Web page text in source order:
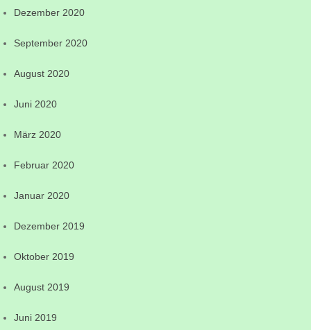
Dezember 2020
September 2020
August 2020
Juni 2020
März 2020
Februar 2020
Januar 2020
Dezember 2019
Oktober 2019
August 2019
Juni 2019